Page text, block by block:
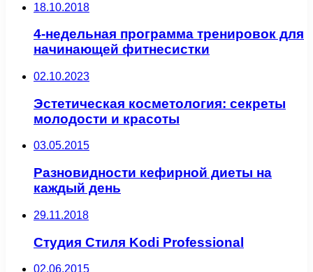
18.10.2018
4-недельная программа тренировок для
начинающей фитнесистки
02.10.2023
Эстетическая косметология: секреты
молодости и красоты
03.05.2015
Разновидности кефирной диеты на
каждый день
29.11.2018
Студия Стиля Kodi Professional
02.06.2015